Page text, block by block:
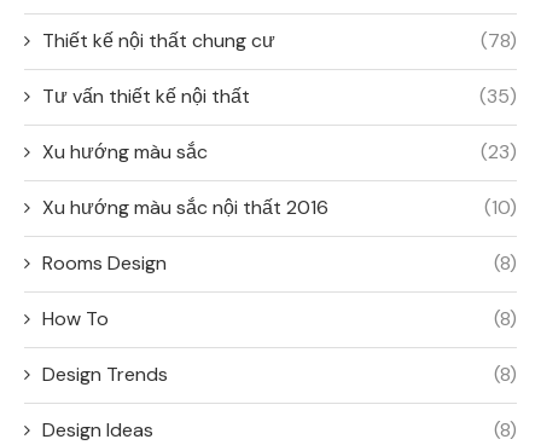
Thiết kế nội thất chung cư (78)
Tư vấn thiết kế nội thất (35)
Xu hướng màu sắc (23)
Xu hướng màu sắc nội thất 2016 (10)
Rooms Design (8)
How To (8)
Design Trends (8)
Design Ideas (8)